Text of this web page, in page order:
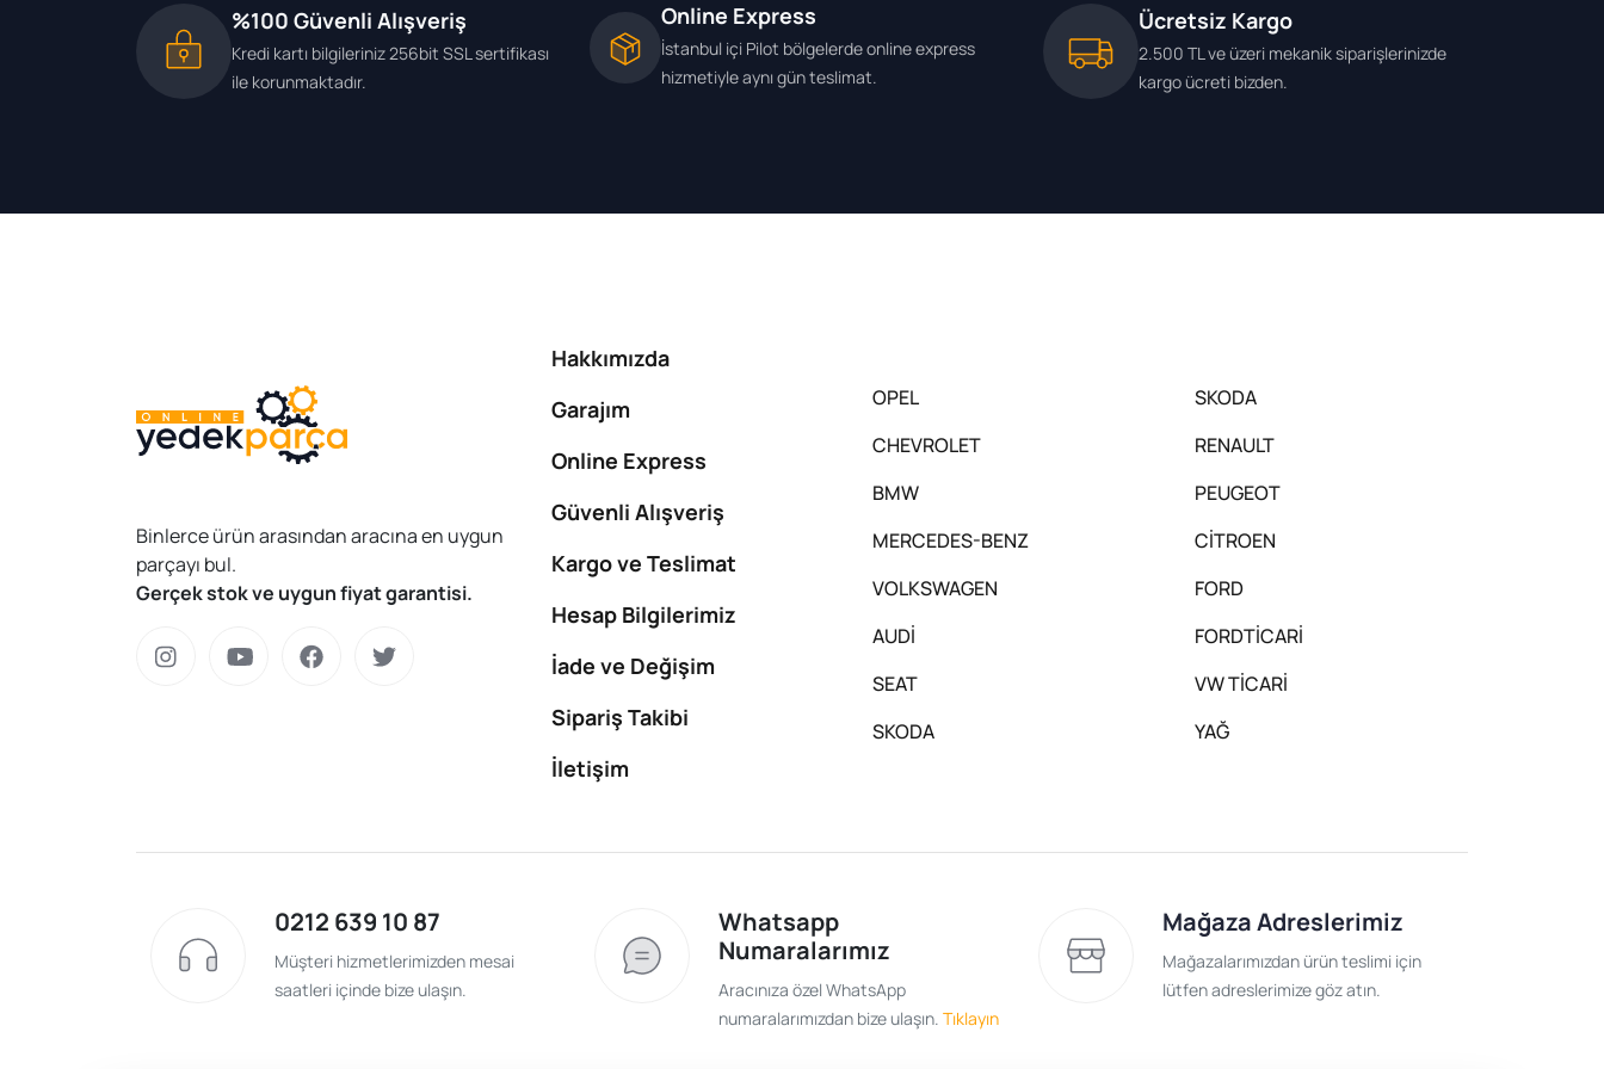
%100 Güvenli Alışveriş
Kredi kartı bilgileriniz 256bit SSL sertifikası
ile korunmaktadır.
Online Express
İstanbul içi Pilot bölgelerde online express
hizmetiyle aynı gün teslimat.
Ücretsiz Kargo
2.500 TL ve üzeri mekanik siparişlerinizde
kargo ücreti bizden.
Binlerce ürün arasından aracına en uygun
parçayı bul.
Gerçek stok ve uygun fiyat garantisi.
Hakkımızda
Garajım
Online Express
Güvenli Alışveriş
Kargo ve Teslimat
Hesap Bilgilerimiz
İade ve Değişim
Sipariş Takibi
İletişim
OPEL
CHEVROLET
BMW
MERCEDES-BENZ
VOLKSWAGEN
AUDİ
SEAT
SKODA
SKODA
RENAULT
PEUGEOT
CİTROEN
FORD
FORDTİCARİ
VW TİCARİ
YAĞ
0212 639 10 87
Müşteri hizmetlerimizden mesai
saatleri içinde bize ulaşın.
Whatsapp
Numaralarımız
Aracınıza özel WhatsApp
numaralarımızdan bize ulaşın. Tıklayın
Mağaza Adreslerimiz
Mağazalarımızdan ürün teslimi için
lütfen adreslerimize göz atın.